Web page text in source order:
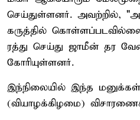
செய்துள்ளனர். அவற்றில்,
கருத்தில்
ரத்து செய்து ஜாமீன் தர
கோரியுள்ளனர்.
இந்நிலையில் இந்த மனுக்கள்
(வியாழக்கிழமை)